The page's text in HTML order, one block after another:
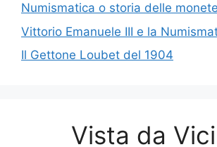
Numismatica o storia delle
Vittorio Emanuele III e la
Il Gettone Loubet del 1904
Vista da